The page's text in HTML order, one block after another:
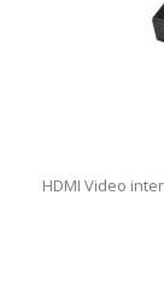
HDMI Video